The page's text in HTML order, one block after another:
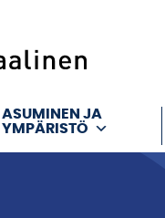
ASUMINEN JA
YMPÄRISTÖ